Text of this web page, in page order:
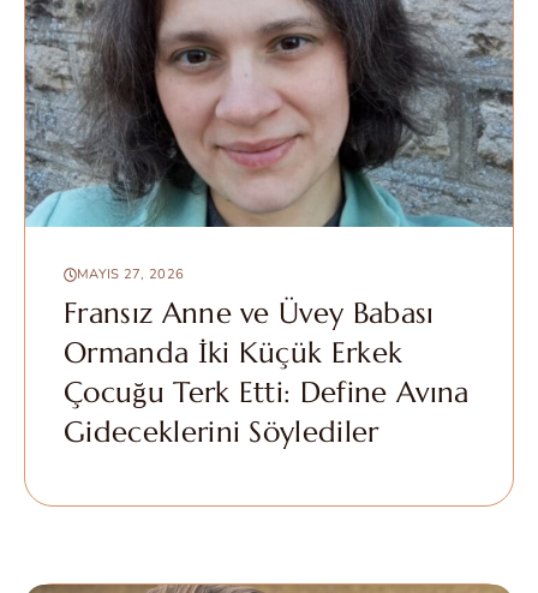
MAYIS 27, 2026
Fransız Anne ve Üvey Babası
Ormanda İki Küçük Erkek
Çocuğu Terk Etti: Define Avına
Gideceklerini Söylediler